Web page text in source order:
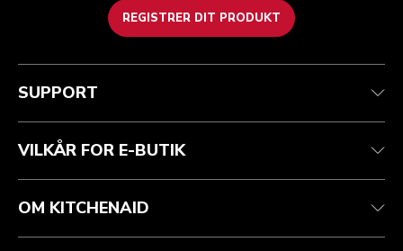
REGISTRER DIT PRODUKT
Health check
Spor din ordre
Garanti og dokumenter
Ofte stillede spørgsmål
Vilkår og betingelser
Returnering og refusion
Imprint
ODR
Mærket
Find en butik
SUPPORT
VILKÅR FOR E-BUTIK
OM KITCHENAID